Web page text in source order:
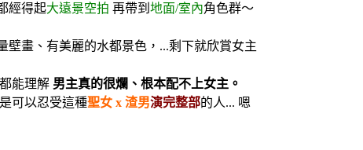
經得起大遠景空拍 再帶到 地面/室內角色群～
畫、有美麗的水都景色，...剩下就欣賞女主
能理解 男主真的很爛、根本配不上女主。
可以忍受這種聖女 x 渣男演完整部的人... 嗯